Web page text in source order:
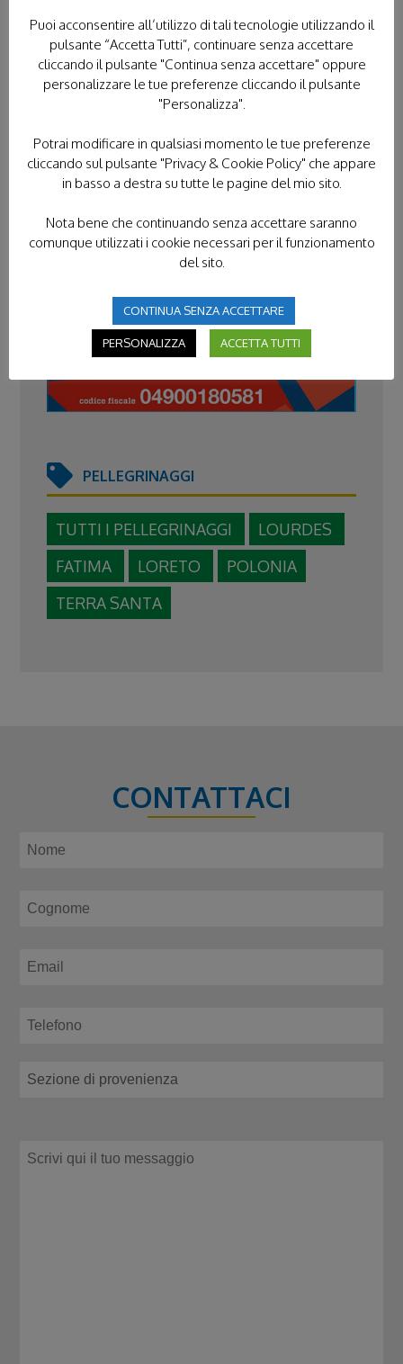
PROTEZIONE CIVILE
RASSEGNA STAMPA
SENZA CATEGORIA
SERVIZIO CIVILE
VOLONTARIATO IN TERRA SANTA
DONACI IL TUO 5×1000
PELLEGRINAGGI
TUTTI I PELLEGRINAGGI
LOURDES
FATIMA
LORETO
POLONIA
TERRA SANTA
CONTATTACI
Puoi acconsentire all’utilizzo di tali tecnologie utilizzando il
pulsante “Accetta Tutti”, continuare senza accettare
cliccando il pulsante "Continua senza accettare" oppure
personalizzare le tue preferenze cliccando il pulsante
"Personalizza".
Potrai modificare in qualsiasi momento le tue preferenze
cliccando sul pulsante "Privacy & Cookie Policy" che appare
in basso a destra su tutte le pagine del mio sito.
Nota bene che continuando senza accettare saranno
comunque utilizzati i cookie necessari per il funzionamento
del sito.
CONTINUA SENZA ACCETTARE
PERSONALIZZA ACCETTA TUTTI